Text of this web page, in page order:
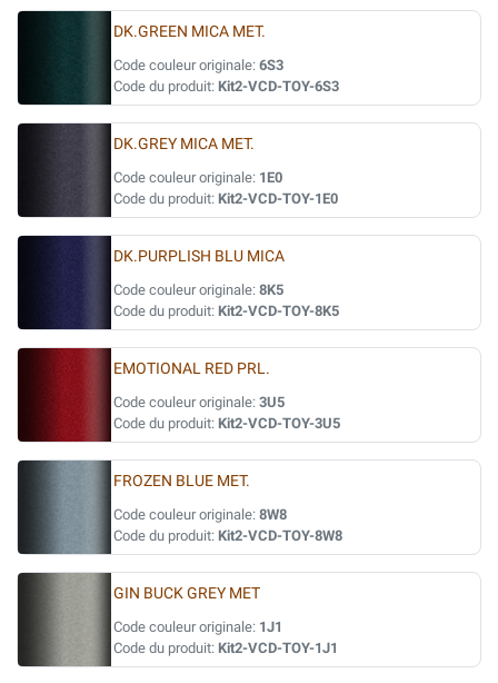
DK.GREEN MICA MET.
Code couleur originale: 6S3
Code du produit: Kit2-VCD-TOY-6S3
DK.GREY MICA MET.
Code couleur originale: 1E0
Code du produit: Kit2-VCD-TOY-1E0
DK.PURPLISH BLU MICA
Code couleur originale: 8K5
Code du produit: Kit2-VCD-TOY-8K5
EMOTIONAL RED PRL.
Code couleur originale: 3U5
Code du produit: Kit2-VCD-TOY-3U5
FROZEN BLUE MET.
Code couleur originale: 8W8
Code du produit: Kit2-VCD-TOY-8W8
GIN BUCK GREY MET
Code couleur originale: 1J1
Code du produit: Kit2-VCD-TOY-1J1